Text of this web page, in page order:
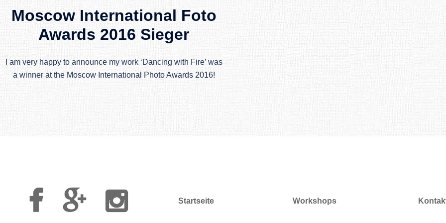
Moscow International Foto
Awards 2016 Sieger
I am very happy to announce my work ‘Dancing with Fire’ was
a winner at the Moscow International Photo Awards 2016!
Facebook
Google
Plus
Instagram
Startseite
Workshops